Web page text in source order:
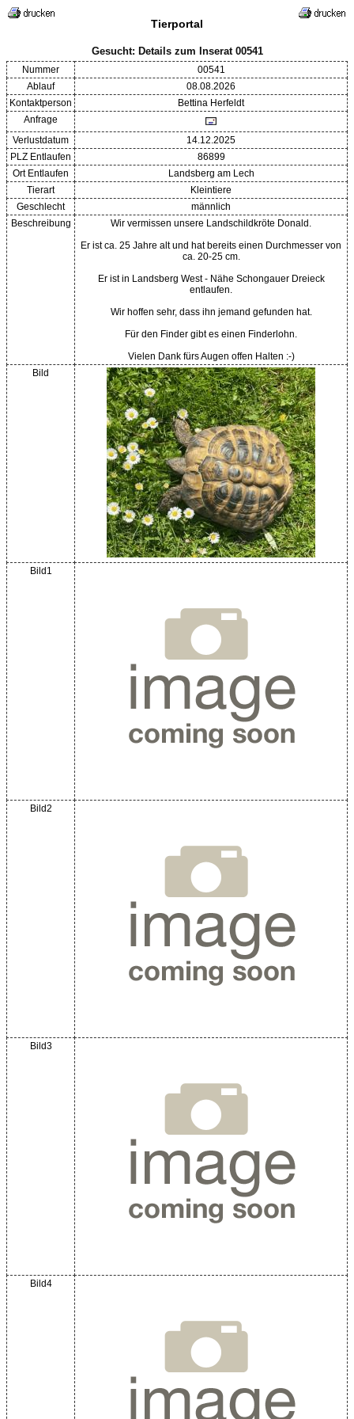
Tierportal
Gesucht: Details zum Inserat 00541
Nummer
00541
Ablauf
08.08.2026
Kontaktperson
Bettina Herfeldt
Anfrage
Verlustdatum
14.12.2025
PLZ Entlaufen
86899
Ort Entlaufen
Landsberg am Lech
Tierart
Kleintiere
Geschlecht
männlich
Beschreibung
Wir vermissen unsere Landschildkröte Donald.
Er ist ca. 25 Jahre alt und hat bereits einen Durchmesser von
ca. 20-25 cm.
Er ist in Landsberg West - Nähe Schongauer Dreieck
entlaufen.
Wir hoffen sehr, dass ihn jemand gefunden hat.
Für den Finder gibt es einen Finderlohn.
Vielen Dank fürs Augen offen Halten :-)
Bild
Bild1
Bild2
Bild3
Bild4